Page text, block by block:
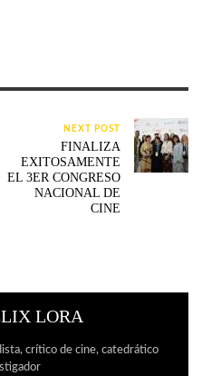
NEXT POST
FINALIZA
EXITOSAMENTE
EL 3ER CONGRESO
NACIONAL DE
CINE
LORA
crítico de cine, catedrático